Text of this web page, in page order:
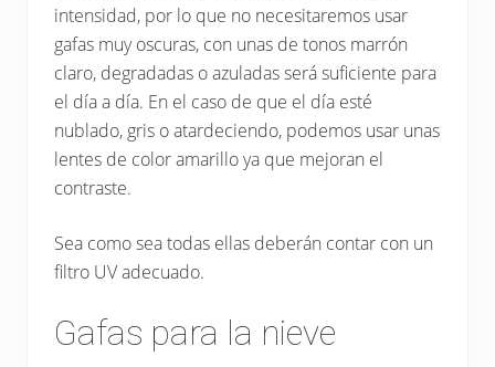
intensidad, por lo que no necesitaremos usar
gafas muy oscuras, con unas de tonos marrón
claro, degradadas o azuladas será suficiente para
el día a día. En el caso de que el día esté
nublado, gris o atardeciendo, podemos usar unas
lentes de color amarillo ya que mejoran el
contraste.
Sea como sea todas ellas deberán contar con un
filtro UV adecuado.
Gafas para la nieve